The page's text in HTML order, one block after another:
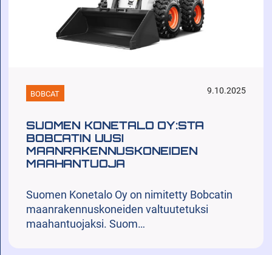
BOBCAT 9.10.2025
SUOMEN KONETALO OY:STA
BOBCATIN UUSI
MAANRAKENNUSKONEIDEN
MAAHANTUOJA
Suomen Konetalo Oy on nimitetty Bobcatin
maanrakennuskoneiden valtuutetuksi
maahantuojaksi. Suom…